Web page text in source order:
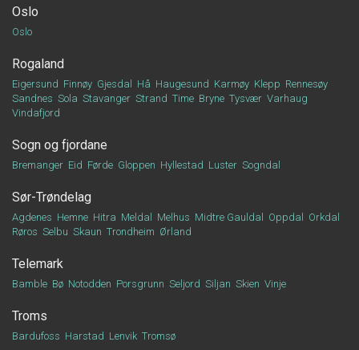
Oslo
Oslo
Rogaland
Eigersund Finnøy Gjesdal Hå Haugesund Karmøy Klepp Rennesøy
Sandnes Sola Stavanger Strand Time Bryne Tysvær Varhaug
Vindafjord
Sogn og fjordane
Bremanger Eid Førde Gloppen Hyllestad Luster Sogndal
Sør-Trøndelag
Agdenes Hemne Hitra Meldal Melhus Midtre Gauldal Oppdal
Orkdal
Røros Selbu Skaun Trondheim Ørland
Telemark
Bamble Bø Notodden Porsgrunn Seljord Siljan Skien Vinje
Troms
Bardufoss Harstad Lenvik Tromsø